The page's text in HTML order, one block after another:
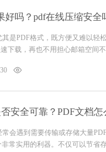
好吗？pdf在线压缩安全
是PDF格式，既方便又难以
下载，再也不用担心邮箱空间
安全可靠？PDF文档怎
会遇到需要传输或存储大量
常实用的利器。不仅可以节省